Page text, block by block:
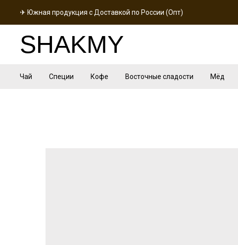
✈ Южная продукция с Доставкой по России (Опт)
SHAKMY
Чай Специи Кофе Восточные сладости Мёд